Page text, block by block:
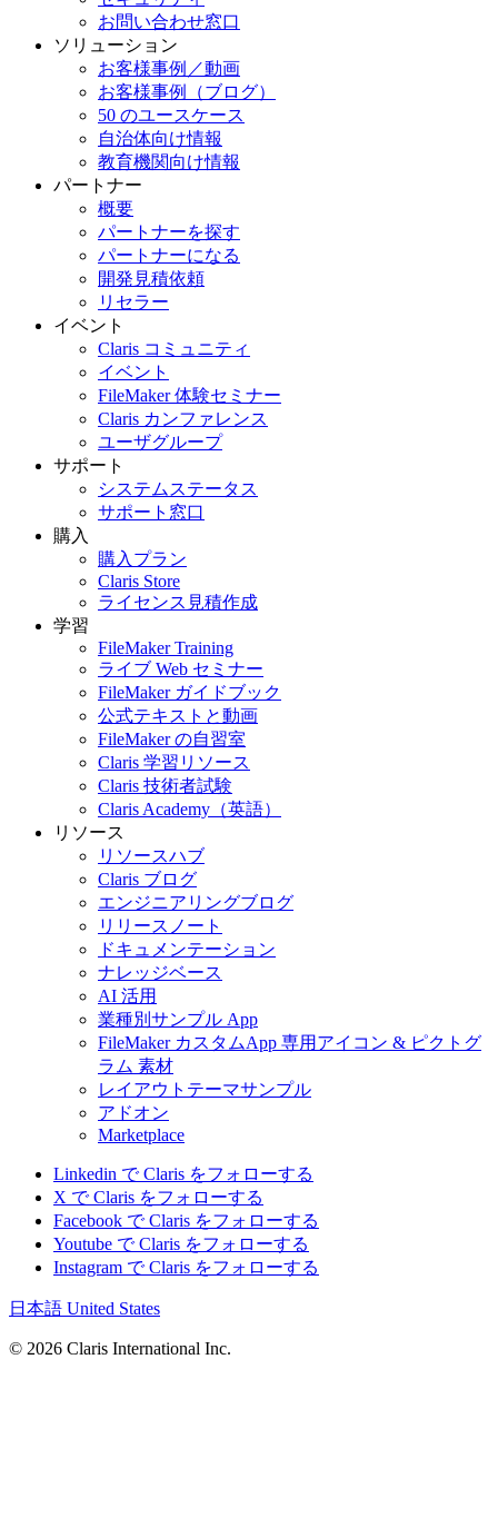
お問い合わせ窓口
ソリューション
お客様事例／動画
お客様事例（ブログ）
50 のユースケース
自治体向け情報
教育機関向け情報
パートナー
概要
パートナーを探す
パートナーになる
開発見積依頼
リセラー
イベント
Claris コミュニティ
イベント
FileMaker 体験セミナー
Claris カンファレンス
ユーザグループ
サポート
システムステータス
サポート窓口
購入
購入プラン
Claris Store
ライセンス見積作成
学習
FileMaker Training
ライブ Web セミナー
FileMaker ガイドブック
公式テキストと動画
FileMaker の自習室
Claris 学習リソース
Claris 技術者試験
Claris Academy（英語）
リソース
リソースハブ
Claris ブログ
エンジニアリングブログ
リリースノート
ドキュメンテーション
ナレッジベース
AI 活用
業種別サンプル App
FileMaker カスタムApp 専用アイコン & ピクトグ
ラム 素材
レイアウトテーマサンプル
アドオン
Marketplace
Linkedin で Claris をフォローする
X で Claris をフォローする
Facebook で Claris をフォローする
Youtube で Claris をフォローする
Instagram で Claris をフォローする
日本語 United States
© 2026 Claris International Inc.